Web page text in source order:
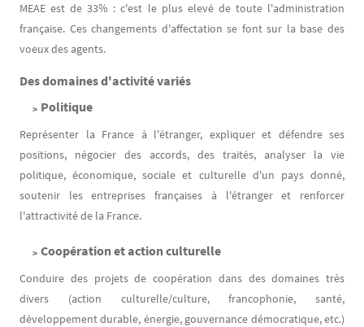
MEAE est de 33% : c'est le plus elevé de toute l'administration
française. Ces changements d'affectation se font sur la base des
voeux des agents.
Des domaines d'activité variés
Politique
Représenter la France à l'étranger, expliquer et défendre ses
positions, négocier des accords, des traités, analyser la vie
politique, économique, sociale et culturelle d'un pays donné,
soutenir les entreprises françaises à l'étranger et renforcer
l'attractivité de la France.
Coopération et action culturelle
​Conduire des projets de coopération dans des domaines très
divers (action culturelle/culture, francophonie, santé,
développement durable, énergie, gouvernance démocratique, etc.)